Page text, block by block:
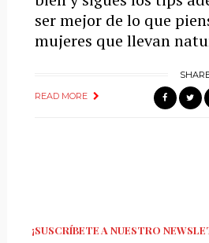
ser mejor de lo que
mujeres que llevan
READ MORE
¡SUSCRÍBETE A NUESTRO